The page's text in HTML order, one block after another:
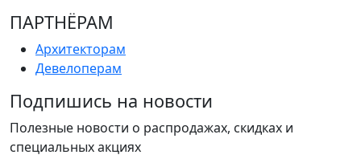
ПАРТНËРАМ
Архитекторам
Девелоперам
Подпишись на новости
Полезные новости о распродажах, скидках и
специальных акциях